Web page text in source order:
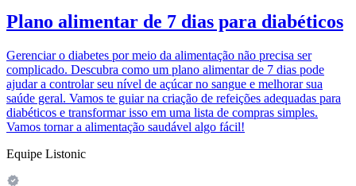
Plano alimentar de 7 dias para diabéticos
Gerenciar o diabetes por meio da alimentação não precisa ser
complicado. Descubra como um plano alimentar de 7 dias pode
ajudar a controlar seu nível de açúcar no sangue e melhorar sua
saúde geral. Vamos te guiar na criação de refeições adequadas para
diabéticos e transformar isso em uma lista de compras simples.
Vamos tornar a alimentação saudável algo fácil!
Equipe Listonic